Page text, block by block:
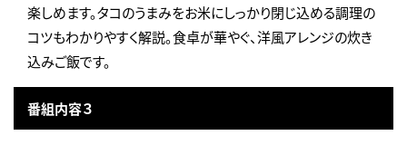
楽しめます。タコのうまみをお米にしっかり閉じ込める調理の
コツもわかりやすく解説。食卓が華やぐ、洋風アレンジの炊き
込みご飯です。
番組内容３